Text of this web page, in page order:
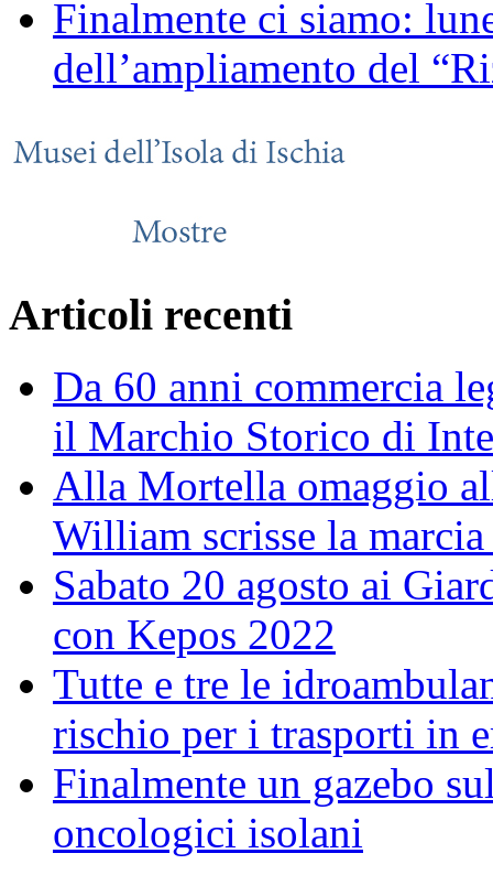
Finalmente ci siamo:
dell’ampliamento del
Articoli recenti
Da 60 anni commercia
il Marchio Storico di
Alla Mortella omaggio
William scrisse la
Sabato 20 agosto ai
con Kepos 2022
Tutte e tre le
rischio per i trasporti in
Finalmente un gazebo
oncologici isolani